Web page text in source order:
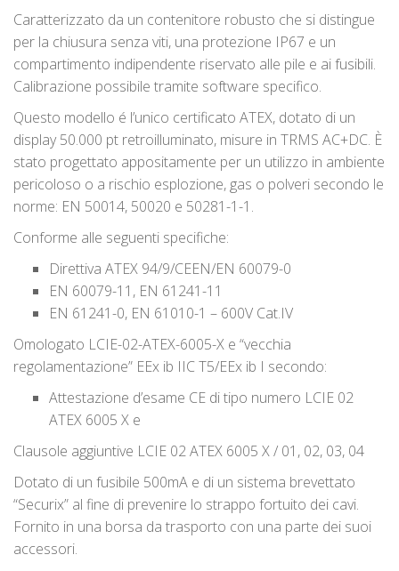
Caratterizzato da un contenitore robusto che si distingue
per la chiusura senza viti, una protezione IP67 e un
compartimento indipendente riservato alle pile e ai fusibili.
Calibrazione possibile tramite software specifico.
Questo modello é l’unico certificato ATEX, dotato di un
display 50.000 pt retroilluminato, misure in TRMS AC+DC. È
stato progettato appositamente per un utilizzo in ambiente
pericoloso o a rischio esplozione, gas o polveri secondo le
norme: EN 50014, 50020 e 50281-1-1.
Conforme alle seguenti specifiche:
Direttiva ATEX 94/9/CEEN/EN 60079-0
EN 60079-11, EN 61241-11
EN 61241-0, EN 61010-1 – 600V Cat.IV
Omologato LCIE-02-ATEX-6005-X e “vecchia
regolamentazione” EEx ib IIC T5/EEx ib I secondo:
Attestazione d’esame CE di tipo numero LCIE 02
ATEX 6005 X e
Clausole aggiuntive LCIE 02 ATEX 6005 X / 01, 02, 03, 04
Dotato di un fusibile 500mA e di un sistema brevettato
“Securix” al fine di prevenire lo strappo fortuito dei cavi.
Fornito in una borsa da trasporto con una parte dei suoi
accessori.